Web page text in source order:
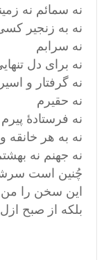
نه سمائم نه
نه به زنجیر
نه سرابم
نه برای دل
نه گرفتار و
نه حقیرم
نه فرستادۀ پیرم
نه به هر خانقه
نه جهنم نه
چُنین است
این سخن را من
بلکه از صبح